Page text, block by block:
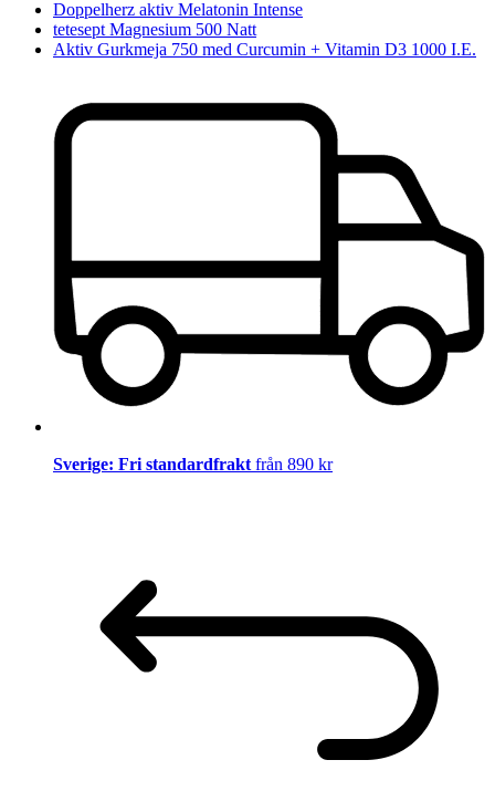
Doppelherz aktiv Melatonin Intense
tetesept Magnesium 500 Natt
Aktiv Gurkmeja 750 med Curcumin + Vitamin D3 1000 I.E.
Sverige: Fri standardfrakt från 890 kr